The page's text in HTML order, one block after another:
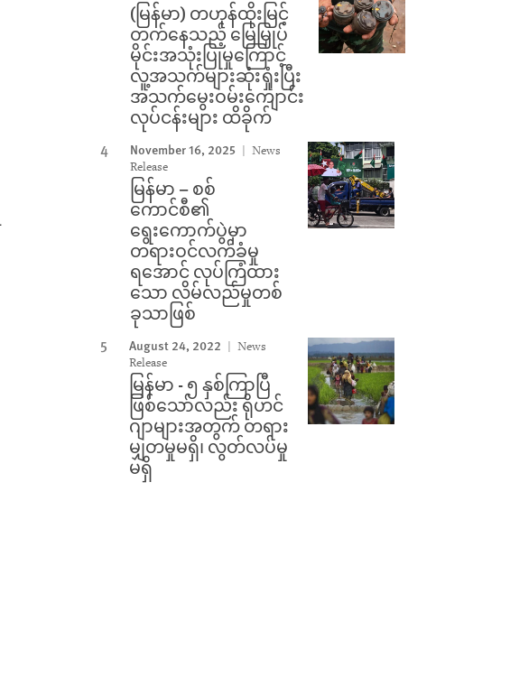
(မြန်မာ) တဟုန်ထိုးမြင့်
တက်နေသည့် မြေမြှုပ်
မိုင်းအသုံးပြုမှုကြောင့်
လူ့အသက်များဆုံးရှုံးပြီး
အသက်မွေးဝမ်းကျောင်း
လုပ်ငန်းများ ထိခိုက်
November 16, 2025
News
Release
မြန်မာ – စစ်
ကောင်စီ၏
ရွေးကောက်ပွဲမှာ
တရားဝင်လက်ခံမှု
ရအောင် လုပ်ကြံထား
သော လိမ်လည်မှုတစ်
ခုသာဖြစ်
August 24, 2022
News
Release
မြန်မာ - ၅ နှစ်ကြာပြီ
ဖြစ်သော်လည်း ရိုဟင်
ဂျာများအတွက် တရား
မျှတမှုမရှိ၊ လွတ်လပ်မှု
မရှိ